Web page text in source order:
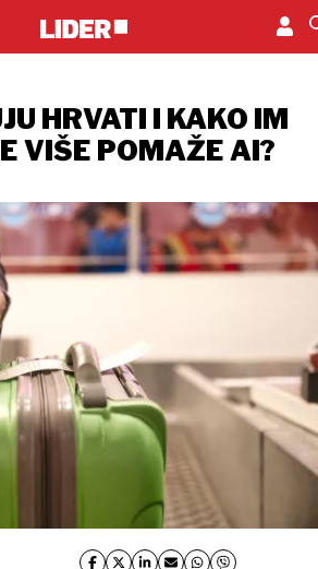
HRVATI I KAKO IM
VIŠE POMAŽE AI?